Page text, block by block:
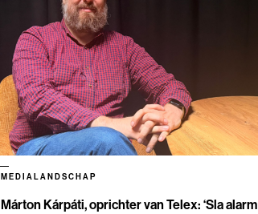
Márton Kárpáti, oprichter van Telex: ‘Sla alarm
MEDIALANDSCHAP